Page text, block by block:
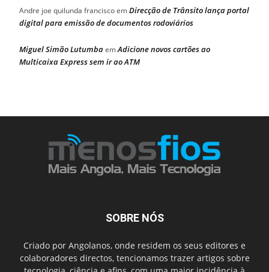
Andre joe quilunda franciscoemDirecção de Trânsito lança portal
digital para emissão de documentos rodoviários
Miguel Simão LutumbaemAdicione novos cartões ao
Multicaixa Express sem ir ao ATM
SOBRE NÓS
Criado por Angolanos, onde residem os seus editores e
colaboradores directos, tencionamos trazer artigos sobre